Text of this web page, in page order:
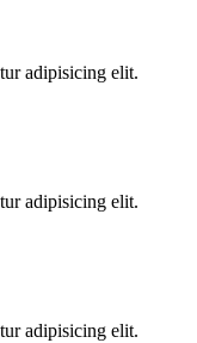
adipisicing elit.
adipisicing elit.
adipisicing elit.